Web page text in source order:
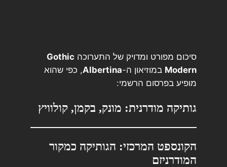
סיכום מפורט ומדויק של התערוכה Gothic
Modern במוזיאון ה-Albertina, כפי שהוא
מופיע בפרסום הרשמי:
גותיקה מודרנית: מונק, בקמן, קולוויץ
הקונספט המרכזי: הגותיקה כמקור
המודרניזם